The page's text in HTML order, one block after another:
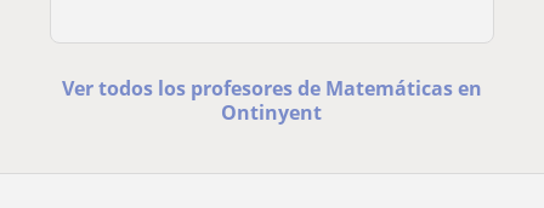
Ver todos los profesores de Matemáticas en
Ontinyent